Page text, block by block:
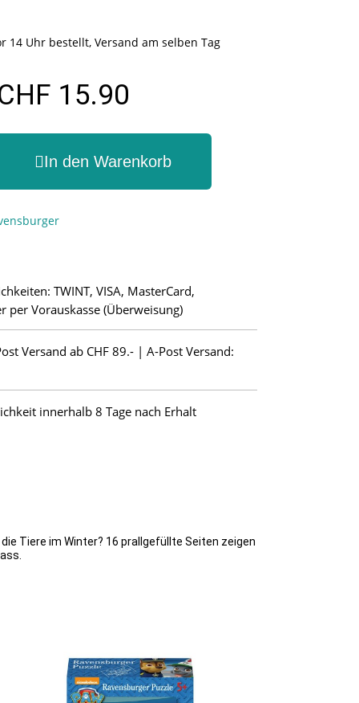
14 Uhr bestellt, Versand am selben Tag
15.90
In den Warenkorb
TWINT, VISA, MasterCard,
per Vorauskasse (Überweisung)
Versand ab CHF 89.- | A-Post Versand:
innerhalb 8 Tage nach Erhalt
Tiere im Winter? 16 prallgefüllte Seiten zeigen